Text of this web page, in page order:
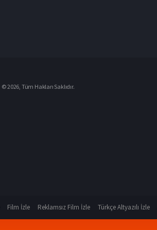
© 2026, Tüm Hakları Saklıdır.
Film İzle Reklamsız Film İzle Türkçe Altyazılı İzle